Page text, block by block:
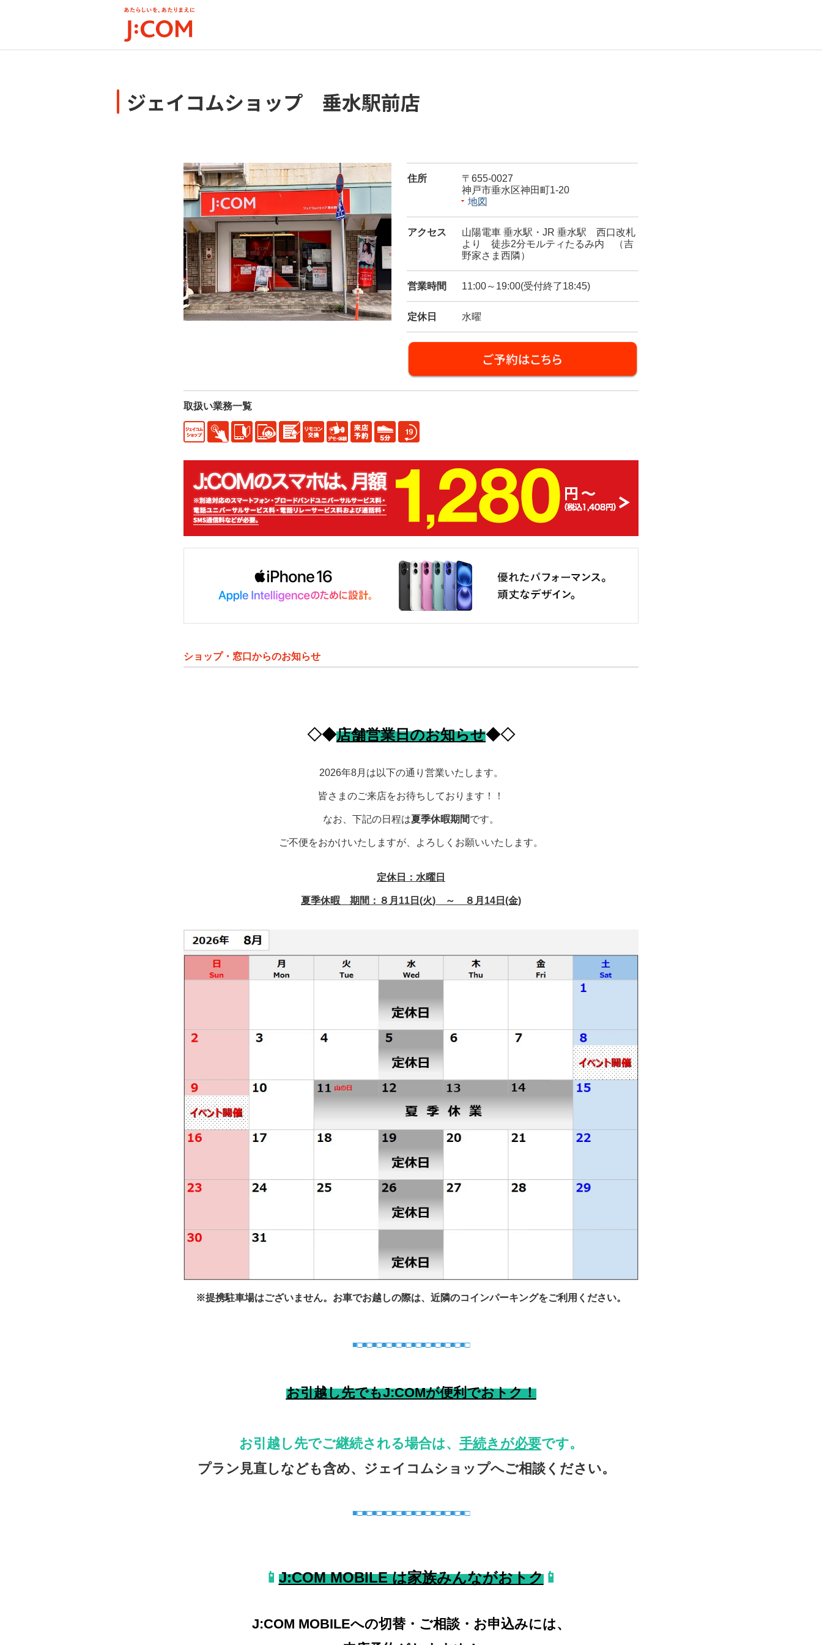
ジェイコムショップ 垂水駅前店
住所
〒655-0027
神戸市垂水区神田町1-20
地図
アクセス
山陽電車 垂水駅・JR 垂水駅 西口改札
より 徒歩2分モルティたるみ内 （吉
野家さま西隣）
営業時間 11:00～19:00(受付終了18:45)
定休日 水曜
取扱い業務一覧
ショップ・窓口からのお知らせ
◇◆店舗営業日のお知らせ◆◇
2026年8月は以下の通り営業いたします。
皆さまのご来店をお待ちしております！！
なお、下記の日程は夏季休暇期間です。
ご不便をおかけいたしますが、よろしくお願いいたします。
定休日：水曜日
夏季休暇 期間：８月11日(火) ～ ８月14日(金)
※提携駐車場はございません。お車でお越しの際は、近隣のコインパーキングをご利用ください。
■□■□■□■□■□■□■□■□■□■□■□■□
お引越し先でもJ:COMが便利でおトク！
お引越し先でご継続される場合は、 手続きが必要です。
プラン見直しなども含め、ジェイコムショップへご相談ください。
■□■□■□■□■□■□■□■□■□■□■□■□
📱 J:COM MOBILE は家族みんながおトク📱
J:COM MOBILEへの切替・ご相談・お申込みには、